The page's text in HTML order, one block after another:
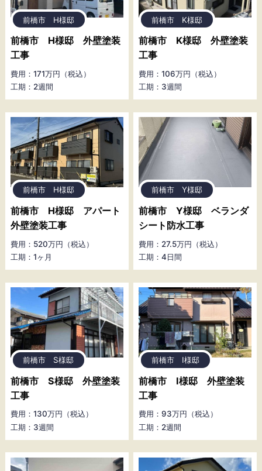
前橋市 H様邸
前橋市 H様邸 外壁塗装
工事
費用：171万円（税込）
工期：2週間
前橋市 K様邸
前橋市 K様邸 外壁塗装
工事
費用：106万円（税込）
工期：3週間
前橋市 H様邸
前橋市 H様邸 アパート
外壁塗装工事
費用：520万円（税込）
工期：1ヶ月
前橋市 Y様邸
前橋市 Y様邸 ベランダ
シート防水工事
費用：27.5万円（税込）
工期：4日間
前橋市 S様邸
前橋市 S様邸 外壁塗装
工事
費用：130万円（税込）
工期：3週間
前橋市 I様邸
前橋市 I様邸 外壁塗装
工事
費用：93万円（税込）
工期：2週間